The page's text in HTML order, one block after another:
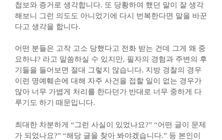
첩보와 증거로 생각합니다. 또 당황하여 했던 말이 잘 생각
해보니 그런 의도도 아니었기에 다시 번복한다면 말을 바꾼
다고 생각을 합니다.
어떤 분들은 고작 고소 당했다고 전화 받는 건데 그게 왜 중
요하냐? 라고 말씀하실 수 있지만, 필자의 경험과 주변의 후
기들을 들어보면 절대 그렇지 않습니다. 지방 경찰의 경우
이런 명예훼손에 대해 자주 사건을 접할 일이 없는 경우가
많아 너무 가볍게 처리를 한다던가 반대로 너무 중하게 다
루기도 하기 때문입니다.
최대한 차분하게 “그런 사실이 있었나요?” “어떤 글이 문제
가 되었나요?” “해당 글을 찾아 봐야겠습니다.” 등 본인이